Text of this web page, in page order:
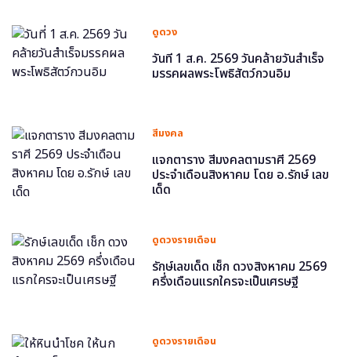
ดูดวง
วันที่ 1 ส.ค. 2569 วันคล้ายวันสำเร็จ
มรรคผลพระโพธิสัตว์กวนอิม
สีมงคล
แจกตาราง สีมงคลตามราศี 2569
ประจำเดือนสิงหาคม โดย อ.รักษ์ เลข
เด็ด
ดูดวงรายเดือน
รักษ์เลขเด็ด เช็ก ดวงสิงหาคม 2569
ครึ่งเดือนแรกใครจะเป็นเศรษฐี
ดูดวงรายเดือน